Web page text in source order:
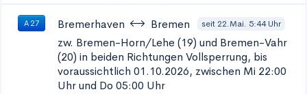
A 27 Bremerhaven Bremen seit 22.Mai. 5:44 Uhr
zw. Bremen-Horn/Lehe (19) und Bremen-Vahr
(20) in beiden Richtungen Vollsperrung, bis
voraussichtlich 01.10.2026, zwischen Mi 22:00
Uhr und Do 05:00 Uhr